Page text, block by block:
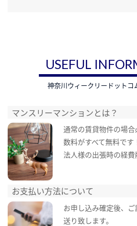
USEFUL
神奈川ウィークリードットコ
マンスリーマンションとは？
通常の賃貸物件の場
数料がすべて無料です
法人様の出張時の経費
お支払い方法について
お申し込み確定後、
送り致します。